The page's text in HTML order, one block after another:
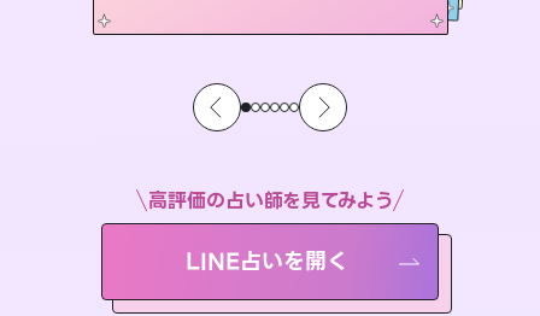
高評価の占い師を見てみよう
LINE占いを開く